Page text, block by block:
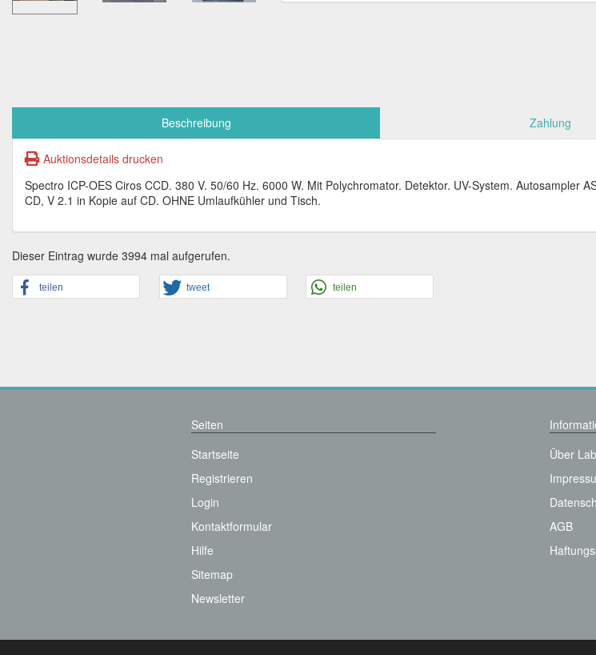
Beschreibung Zahlung
Auktionsdetails drucken
Spectro ICP-OES Ciros CCD. 380 V. 50/60 Hz. 6000 W. Mit Polychromator. Detektor. UV-System. Autosampler
CD, V 2.1 in Kopie auf CD. OHNE Umlaufkühler und Tisch.
Dieser Eintrag wurde 3994 mal aufgerufen.
teilen tweet teilen
Seiten
Startseite
Registrieren
Login
Kontaktformular
Hilfe
Sitemap
Newsletter
Über
AGB